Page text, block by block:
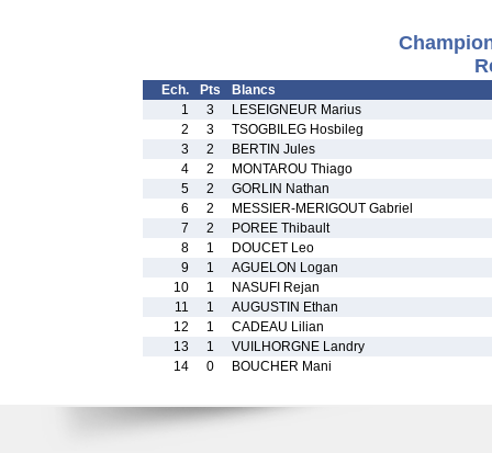
Ech. Pts
Blancs
1
3
LESEIGNEUR Marius
2
3
TSOGBILEG Hosbileg
3
2
BERTIN Jules
4
2
MONTAROU Thiago
5
2
GORLIN Nathan
6
2
MESSIER-MERIGOUT Gabriel
7
2
POREE Thibault
8
1
DOUCET Leo
9
1
AGUELON Logan
10
1
NASUFI Rejan
11
1
AUGUSTIN Ethan
12
1
CADEAU Lilian
13
1
VUILHORGNE Landry
14
0 BOUCHER Mani